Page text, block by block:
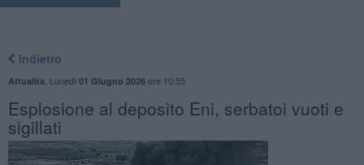
Indietro
Attualità Lunedì 01 Giugno 2026ore 10:55
Esplosione al deposito Eni, serbatoi vuoti e
sigillati